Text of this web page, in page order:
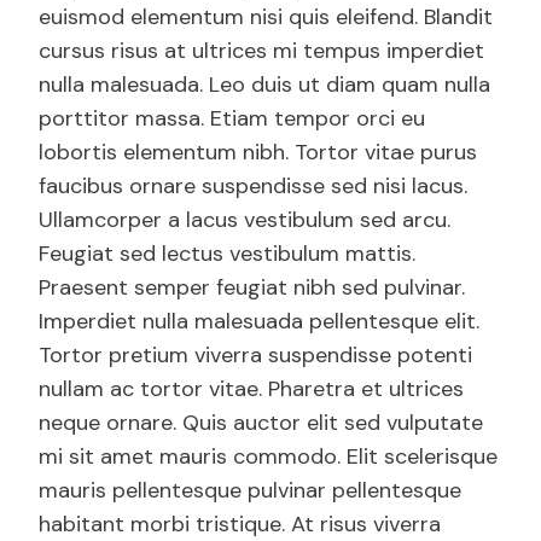
euismod elementum nisi quis eleifend. Blandit
cursus risus at ultrices mi tempus imperdiet
nulla malesuada. Leo duis ut diam quam nulla
porttitor massa. Etiam tempor orci eu
lobortis elementum nibh. Tortor vitae purus
faucibus ornare suspendisse sed nisi lacus.
Ullamcorper a lacus vestibulum sed arcu.
Feugiat sed lectus vestibulum mattis.
Praesent semper feugiat nibh sed pulvinar.
Imperdiet nulla malesuada pellentesque elit.
Tortor pretium viverra suspendisse potenti
nullam ac tortor vitae. Pharetra et ultrices
neque ornare. Quis auctor elit sed vulputate
mi sit amet mauris commodo. Elit scelerisque
mauris pellentesque pulvinar pellentesque
habitant morbi tristique. At risus viverra